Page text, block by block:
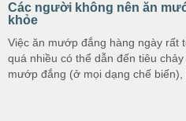
Các người không nên ăn
khỏe
Việc ăn mướp đắng hàng ngày rất
quá nhiều có thể dẫn đến tiêu
mướp đắng (ở mọi dạng chế biến),